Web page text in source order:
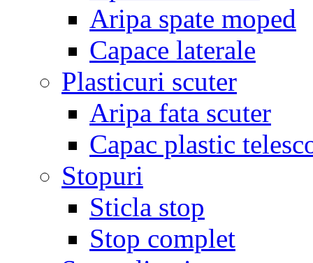
Aripa spate moped
Capace laterale
Plasticuri scuter
Aripa fata scuter
Capac plastic
Stopuri
Sticla stop
Stop complet